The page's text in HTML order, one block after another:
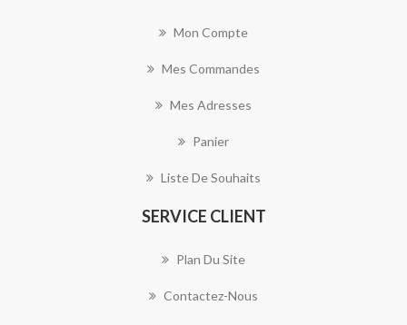
Mon Compte
Mes Commandes
Mes Adresses
Panier
Liste De Souhaits
SERVICE CLIENT
Plan Du Site
Contactez-Nous